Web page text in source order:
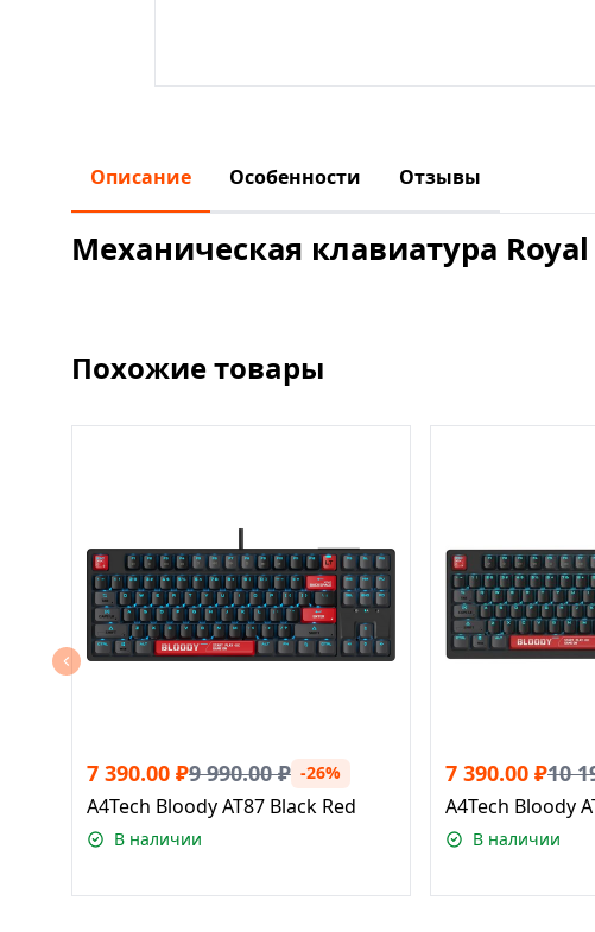
Описание Особенности Отзывы
Механическая клавиатура
Похожие товары
7 390.00 ₽9 990.00₽ -26%
A4Tech Bloody AT87 Black Red
В наличии
7 390.00 ₽10
A4Tech Bloody
В наличии